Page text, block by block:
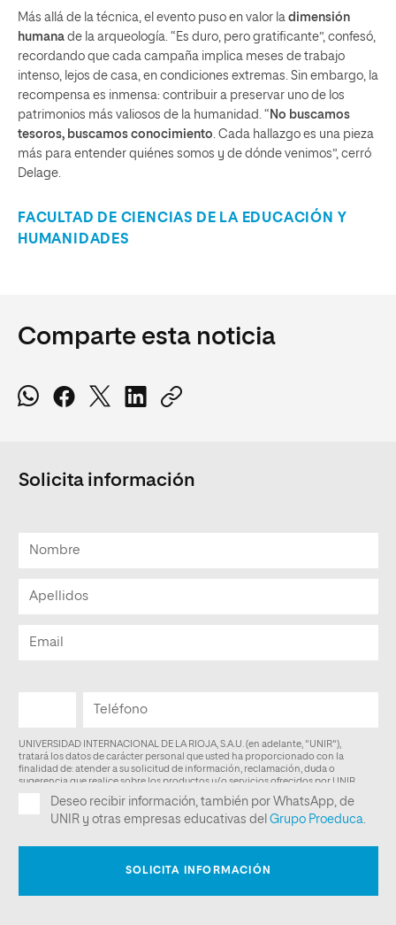
Más allá de la técnica, el evento puso en valor la dimensión
humana de la arqueología. “Es duro, pero gratificante”, confesó,
recordando que cada campaña implica meses de trabajo
intenso, lejos de casa, en condiciones extremas. Sin embargo, la
recompensa es inmensa: contribuir a preservar uno de los
patrimonios más valiosos de la humanidad. “ No buscamos
tesoros, buscamos conocimiento . Cada hallazgo es una pieza
más para entender quiénes somos y de dónde venimos”, cerró
Delage.
FACULTAD DE CIENCIAS DE LA EDUCACIÓN Y
HUMANIDADES
Comparte esta noticia
Solicita información